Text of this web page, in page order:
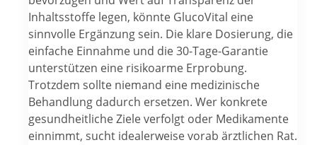
Inhaltsstoffe legen, könnte GlucoVital eine
sinnvolle Ergänzung sein. Die klare Dosierung, die
einfache Einnahme und die 30-Tage-Garantie
unterstützen eine risikoarme Erprobung.
Trotzdem sollte niemand eine medizinische
Behandlung dadurch ersetzen. Wer konkrete
gesundheitliche Ziele verfolgt oder Medikamente
einnimmt, sucht idealerweise vorab ärztlichen Rat.